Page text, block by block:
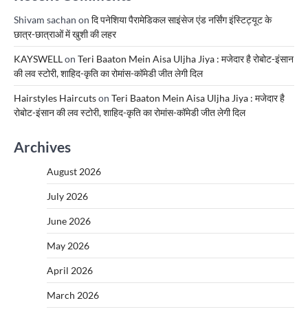
Shivam sachan on दि पनेशिया पैरामेडिकल साइंसेज एंड नर्सिंग इंस्टिट्यूट के
छात्र-छात्राओं में खुशी की लहर
KAYSWELLon Teri Baaton Mein Aisa Uljha Jiya : मजेदार है रोबोट-इंसान
की लव स्टोरी, शाहिद-कृति का रोमांस-कॉमेडी जीत लेगी दिल
Hairstyles Haircutson Teri Baaton Mein Aisa Uljha Jiya : मजेदार है
रोबोट-इंसान की लव स्टोरी, शाहिद-कृति का रोमांस-कॉमेडी जीत लेगी दिल
Archives
August 2026
July 2026
June 2026
May 2026
April 2026
March 2026